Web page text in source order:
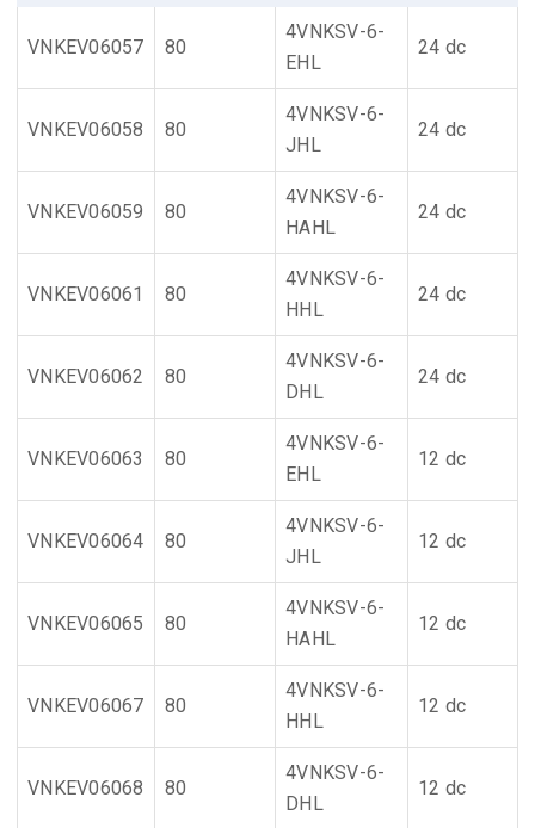
VNKEV06057 80
4VNKSV-6-
EHL
24 dc
VNKEV06058 80
4VNKSV-6-
JHL
24 dc
VNKEV06059 80
4VNKSV-6-
HAHL
24 dc
VNKEV06061 80
4VNKSV-6-
HHL
24 dc
VNKEV06062 80
4VNKSV-6-
DHL
24 dc
VNKEV06063 80
4VNKSV-6-
EHL
12 dc
VNKEV06064 80
4VNKSV-6-
JHL
12 dc
VNKEV06065 80
4VNKSV-6-
HAHL
12 dc
VNKEV06067 80
4VNKSV-6-
HHL
12 dc
VNKEV06068 80
4VNKSV-6-
DHL
12 dc